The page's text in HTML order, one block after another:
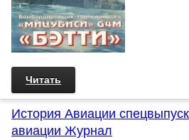
Читать
История Авиации
авиации Журнал